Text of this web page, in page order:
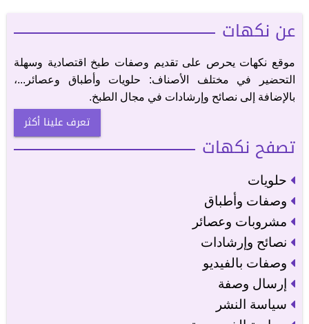
عن نكهات
موقع نكهات يحرص على تقديم وصفات طبخ اقتصادية وسهلة
التحضير في مختلف الأصناف: حلويات وأطباق وعصائر...،
بالإضافة إلى نصائح وإرشادات في مجال الطبخ.
تعرف علينا أكثر
تصفح نكهات
حلويات
وصفات وأطباق
مشروبات وعصائر
نصائح وإرشادات
وصفات بالفيديو
إرسال وصفة
سياسة النشر